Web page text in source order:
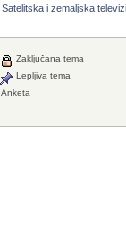
Satelitska i zemaljska
Zaključana tema
Lepljiva tema
Anketa